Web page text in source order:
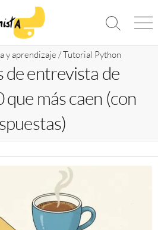
Alternar
y aprendizaje /Tutorial Python
de entrevista de
más caen (con